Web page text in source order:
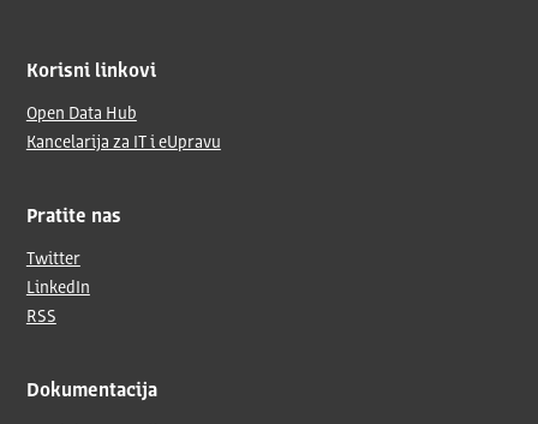
Korisni linkovi
Open Data Hub
Kancelarija za IT i eUpravu
Pratite nas
Twitter
LinkedIn
RSS
Dokumentacija